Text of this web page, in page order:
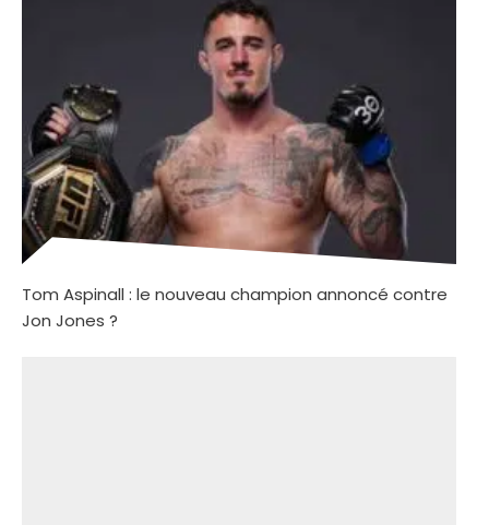
Tom Aspinall : le nouveau champion annoncé contre
Jon Jones ?